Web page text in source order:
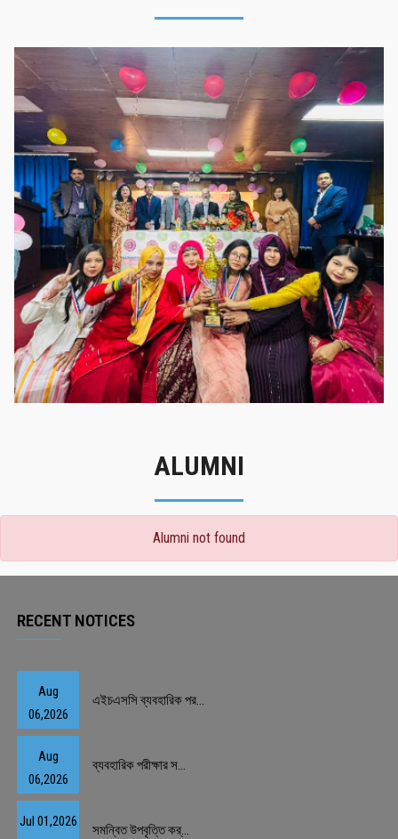
গৌরবের মুহূর্ত
গৌরবের মুহূর্ত
ALUMNI
Alumni not found
RECENT NOTICES
Aug
06,2026
এইচএসসি ব্যবহারিক পর...
Aug
06,2026
ব্যবহারিক পরীক্ষার স...
Jul 01,2026
সমন্বিত উপবৃত্তি কর্...